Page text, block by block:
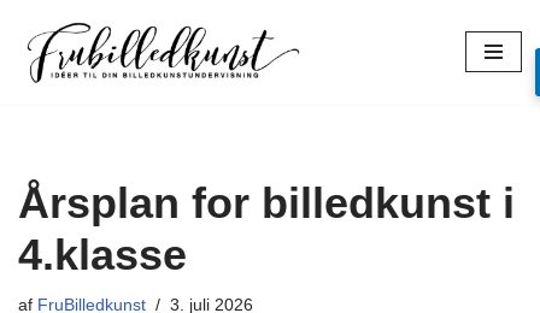
Spring
Årsplan for billedkunst i
4.klasse
af FruBilledkunst 3. juli 2026